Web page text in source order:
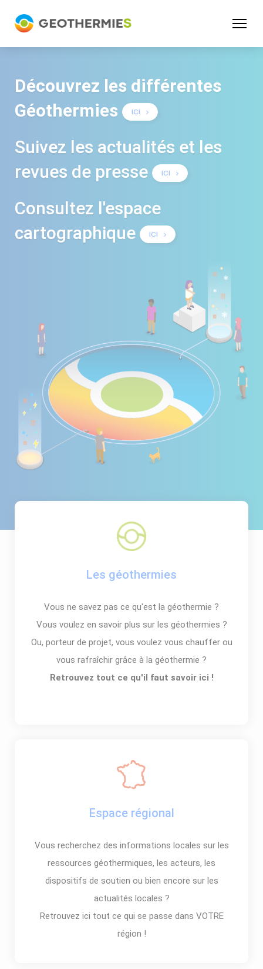
Découvrez les différentes
Géothermies
ICI
Suivez les actualités et les
revues de presse
ICI
Consultez l'espace
cartographique
ICI
Les géothermies
Vous ne savez pas ce qu'est la géothermie ?
Vous voulez en savoir plus sur les géothermies ?
Ou, porteur de projet, vous voulez vous chauffer ou
vous rafraîchir grâce à la géothermie ?
Retrouvez tout ce qu'il faut savoir ici !
Espace régional
Vous recherchez des informations locales sur les
ressources géothermiques, les acteurs, les
dispositifs de soutien ou bien encore sur les
actualités locales ?
Retrouvez ici tout ce qui se passe dans VOTRE
région !